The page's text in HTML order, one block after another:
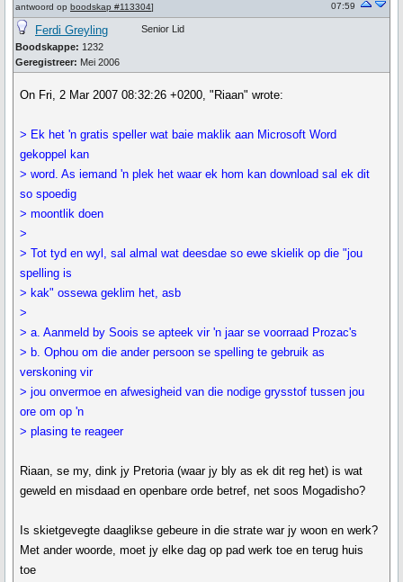
antwoord op boodskap #113304]
07:59
Ferdi Greyling
Boodskappe: 1232
Geregistreer: Mei 2006
Senior Lid
On Fri, 2 Mar 2007 08:32:26 +0200, "Riaan" wrote:
> Ek het 'n gratis speller wat baie maklik aan Microsoft Word
gekoppel kan
> word. As iemand 'n plek het waar ek hom kan download sal ek dit
so spoedig
> moontlik doen
>
> Tot tyd en wyl, sal almal wat deesdae so ewe skielik op die "jou
spelling is
> kak" ossewa geklim het, asb
>
> a. Aanmeld by Soois se apteek vir 'n jaar se voorraad Prozac's
> b. Ophou om die ander persoon se spelling te gebruik as
verskoning vir
> jou onvermoe en afwesigheid van die nodige grysstof tussen jou
ore om op 'n
> plasing te reageer
Riaan, se my, dink jy Pretoria (waar jy bly as ek dit reg het) is wat
geweld en misdaad en openbare orde betref, net soos Mogadisho?
Is skietgevegte daaglikse gebeure in die strate war jy woon en werk?
Met ander woorde, moet jy elke dag op pad werk toe en terug huis
toe